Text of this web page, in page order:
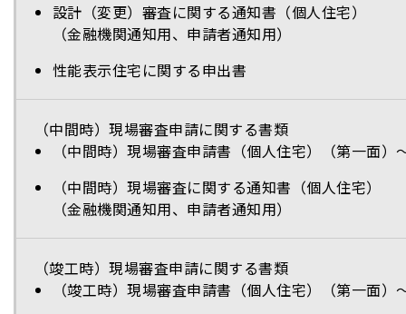
設計（変更）審査に関する通知書（個人住宅）
（金融機関通知用、申請者通知用）
性能表示住宅に関する申出書
（中間時）現場審査申請に関する書類
（中間時）現場審査申請書（個人住宅）（第一面）
（中間時）現場審査に関する通知書（個人住宅）
（金融機関通知用、申請者通知用）
（竣工時）現場審査申請に関する書類
（竣工時）現場審査申請書（個人住宅）（第一面）